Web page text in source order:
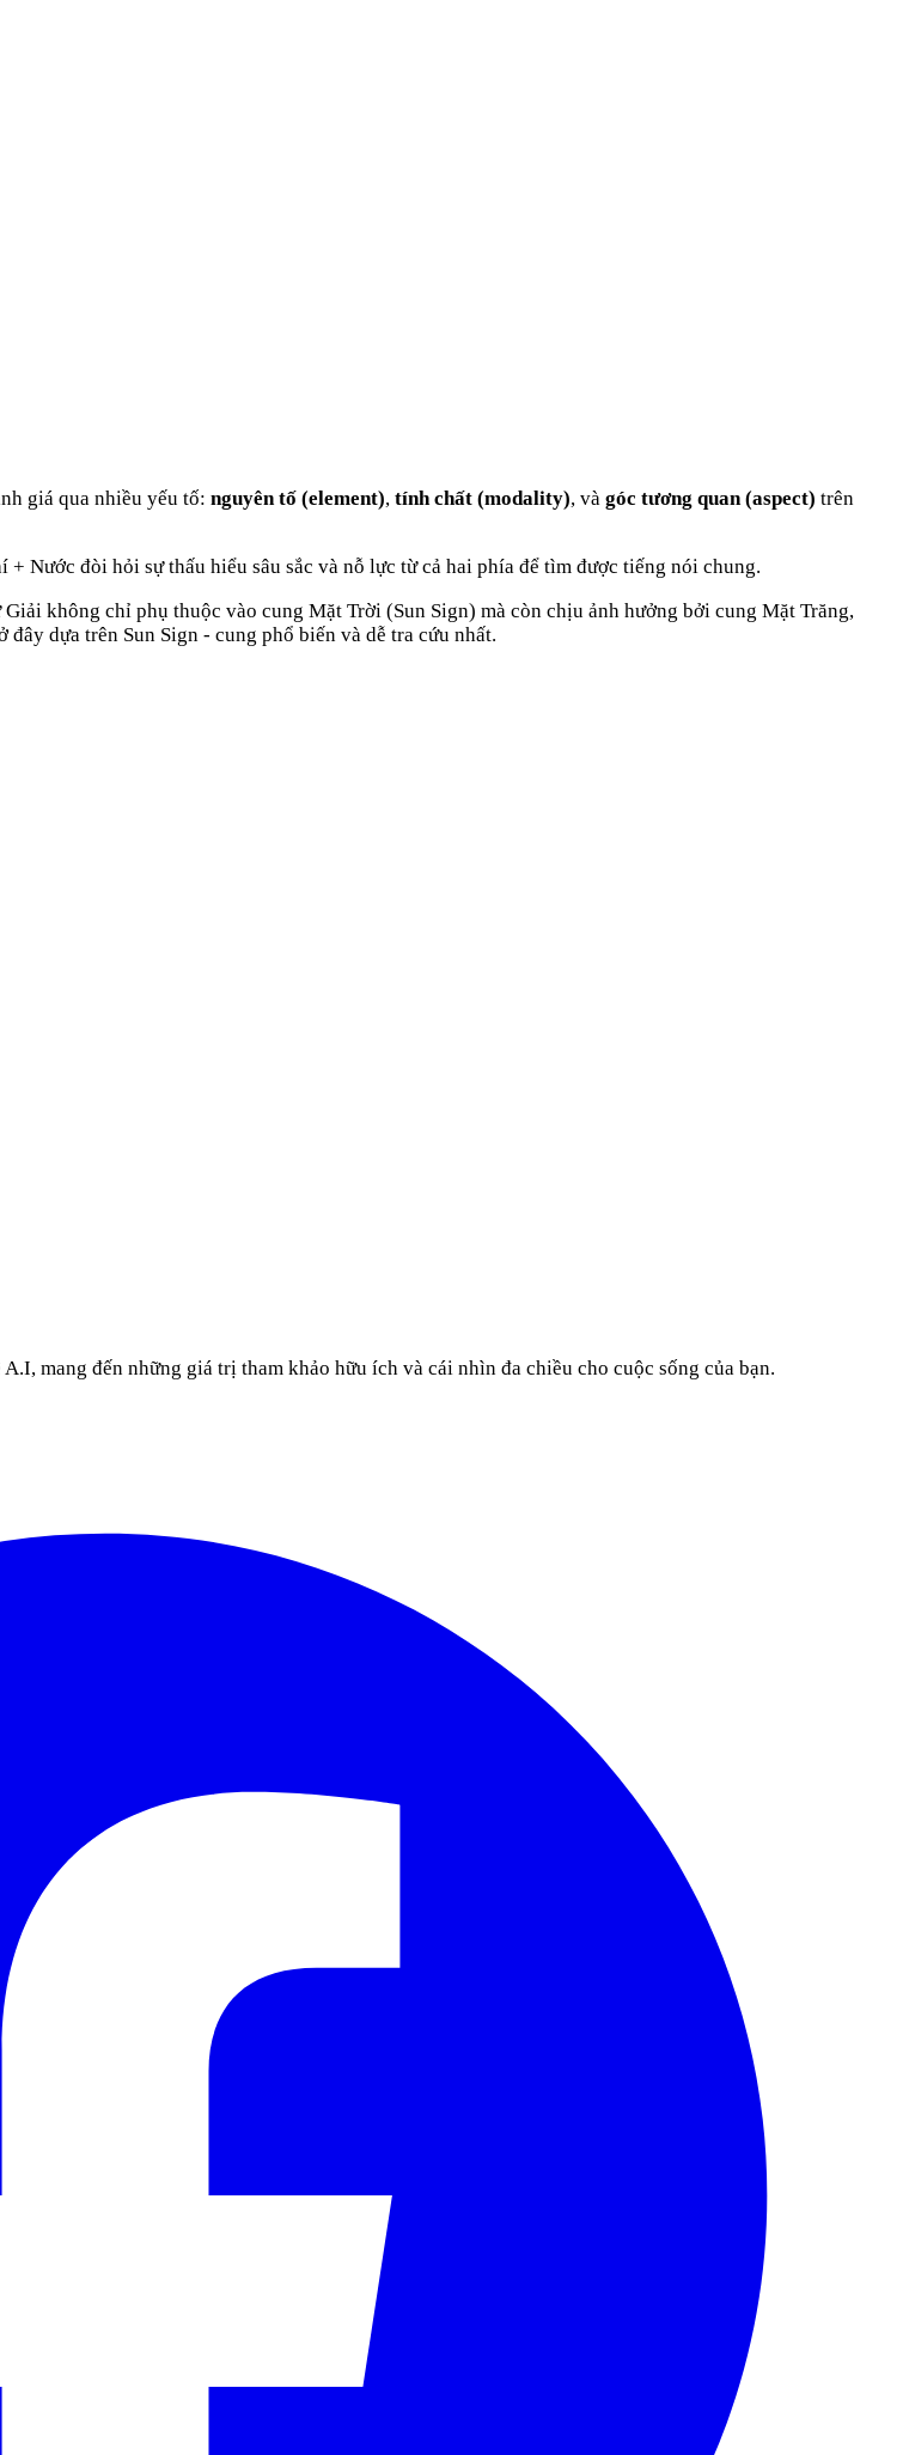
giá qua nhiều yếu tố: nguyên tố (element), tính chất (modality), và góc tương quan (aspect) trên
+ Nước đòi hỏi sự thấu hiểu sâu sắc và nỗ lực từ cả hai phía để tìm được tiếng nói chung.
Giải không chỉ phụ thuộc vào cung Mặt Trời (Sun Sign) mà còn chịu ảnh hưởng bởi cung Mặt Trăng,
dựa trên Sun Sign - cung phổ biến và dễ tra cứu nhất.
mang đến những giá trị tham khảo hữu ích và cái nhìn đa chiều cho cuộc sống của bạn.